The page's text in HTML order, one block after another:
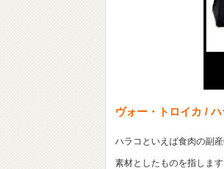
ヴォー・トロイカ / ハ
ハラコといえば食肉の副
素材としたものを指しま